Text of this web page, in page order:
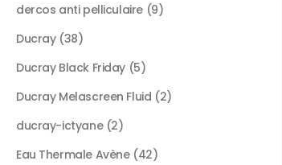
dercos anti pelliculaire 9
Ducray 38
Ducray Black Friday 5
Ducray Melascreen Fluid 2
ducray-ictyane 2
Eau Thermale Avène 42